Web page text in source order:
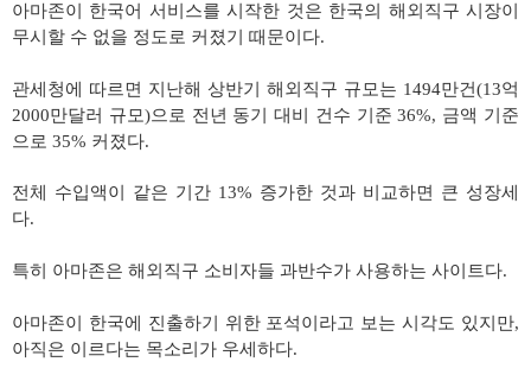
아마존이 한국어 서비스를 시작한 것은 한국의 해외직구 시장이
무시할 수 없을 정도로 커졌기 때문이다.
관세청에 따르면 지난해 상반기 해외직구 규모는 1494만건(13억
2000만달러 규모)으로 전년 동기 대비 건수 기준 36%, 금액 기준
으로 35% 커졌다.
전체 수입액이 같은 기간 13% 증가한 것과 비교하면 큰 성장세
다.
특히 아마존은 해외직구 소비자들 과반수가 사용하는 사이트다.
아마존이 한국에 진출하기 위한 포석이라고 보는 시각도 있지만,
아직은 이르다는 목소리가 우세하다.